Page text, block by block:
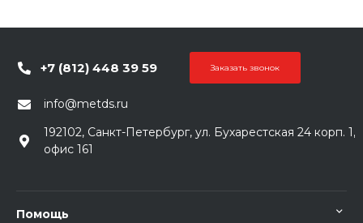
+7 (812) 448 39 59 Заказать звонок
info@metds.ru
192102, Санкт-Петербург, ул. Бухарестская 24 корп. 1,
офис 161
Помощь